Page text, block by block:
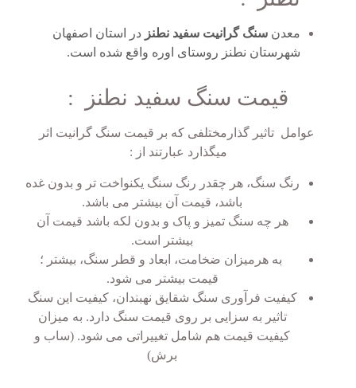
معدن سنگ گرانیت سفید نطنز در استان اصفهان
شهرستان نطنز روستای اوره واقع شده است.
قیمت سنگ سفید نطنز :
عوامل تاثیر گذارمختلفی که بر قیمت سنگ گرانیت اثر
میگذارد عبارتند از :
رنگ سنگ، هر چقدر رنگ سنگ یکنواخت تر و بدون غده
باشد، قیمت آن بیشتر می باشد.
هر چه سنگ تمیز و پاک و بدون لکه باشد قیمت آن
بیشتر است.
به هرمیزان ضخامت، ابعاد و قطر سنگ، بیشتر ؛
قیمت بیشتر می شود.
کیفیت فرآوری سنگ شقایق نهبندان، کیفیت این سنگ
تاثیر به سزایی بر روی قیمت سنگ دارد. به میزان
کیفیت قیمت هم شامل تغییراتی می شود. (ساب و
برش)